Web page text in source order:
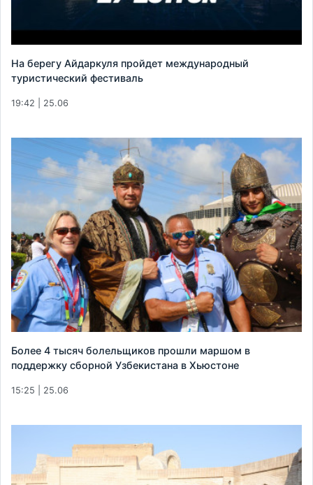
На берегу Айдаркуля пройдет международный
туристический фестиваль
19:42 | 25.06
Более 4 тысяч болельщиков прошли маршом в
поддержку сборной Узбекистана в Хьюстоне
15:25 | 25.06